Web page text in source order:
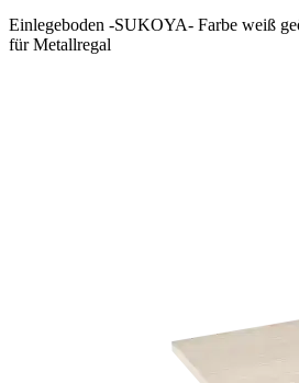
Einlegeboden -SUKOYA- Farbe weiß
für Metallregal